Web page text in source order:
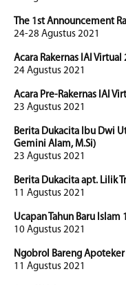
The 1st Announcement
24-28 Agustus 2021
Acara Rakernas IAI
24 Agustus 2021
Acara Pre-Rakernas IAI
23 Agustus 2021
Berita Dukacita Ibu Dwi
Gemini Alam, M.Si)
23 Agustus 2021
Berita Dukacita apt. Lilik
11 Agustus 2021
Ucapan Tahun Baru
10 Agustus 2021
Ngobrol Bareng Apoteker
11 Agustus 2021